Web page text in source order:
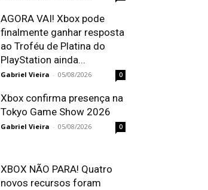
AGORA VAI! Xbox pode
finalmente ganhar resposta
ao Troféu de Platina do
PlayStation ainda...
Gabriel Vieira - 05/08/2026 0
Xbox confirma presença na
Tokyo Game Show 2026
Gabriel Vieira - 05/08/2026 0
XBOX NÃO PARA! Quatro
novos recursos foram